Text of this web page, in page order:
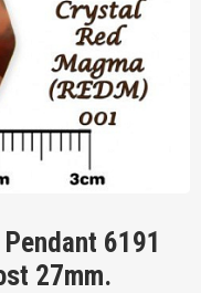
Pendant 6191
27mm.